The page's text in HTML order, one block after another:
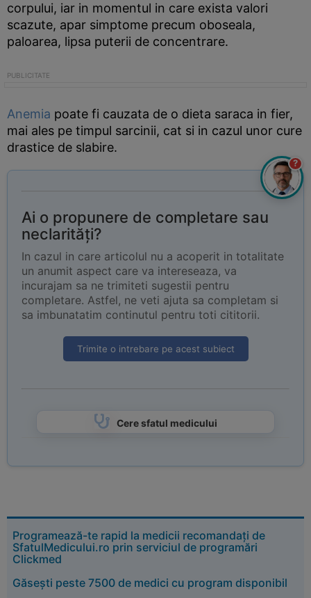
corpului, iar in momentul in care exista valori
scazute, apar simptome precum oboseala,
paloarea, lipsa puterii de concentrare.
Anemia poate fi cauzata de o dieta saraca in fier,
mai ales pe timpul sarcinii, cat si in cazul unor cure
drastice de slabire.
Ai o propunere de completare sau
neclarități?
In cazul in care articolul nu a acoperit in totalitate
un anumit aspect care va intereseaza, va
incurajam sa ne trimiteti sugestii pentru
completare. Astfel, ne veti ajuta sa completam si
sa imbunatatim continutul pentru toti cititorii.
Trimite o intrebare pe acest subiect
Cere sfatul medicului
Programează-te rapid la medicii recomandați de
SfatulMedicului.ro prin serviciul de programări
Clickmed
Găsești peste 7500 de medici cu program disponibil
?